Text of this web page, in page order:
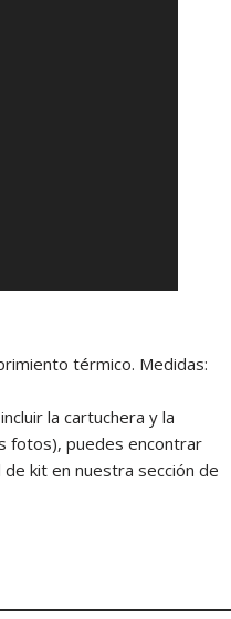
térmico. Medidas:
la cartuchera y la
fotos), puedes encontrar
kit en nuestra sección de